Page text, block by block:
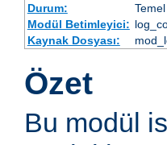
Durum:
Temel
Modül Betimleyici:
Kaynak Dosyası:
Özet
Bu modül